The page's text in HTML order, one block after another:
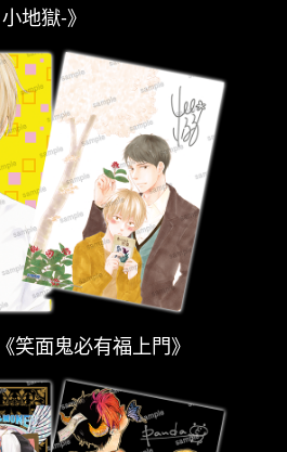
小地獄-》
笑面鬼必有福上門》